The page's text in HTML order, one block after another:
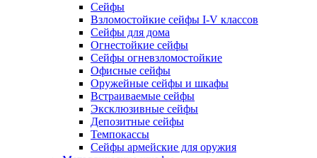
Сейфы
Взломостойкие сейфы I-V классов
Сейфы для дома
Огнестойкие сейфы
Сейфы огневзломостойкие
Офисные сейфы
Оружейные сейфы и шкафы
Встраиваемые сейфы
Эксклюзивные сейфы
Депозитные сейфы
Темпокассы
Сейфы армейские для оружия